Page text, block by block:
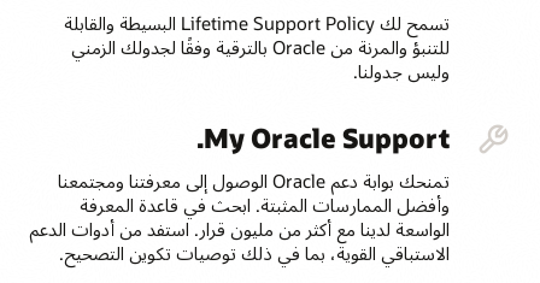
تسمح لك Lifetime Support Policy البسيطة والقابلة
للتنبؤ والمرنة من Oracle بالترقية وفقًا لجدولك الزمني
وليس جدولنا.
My Oracle Support.
تمنحك بوابة دعم Oracle الوصول إلى معرفتنا ومجتمعنا
وأفضل الممارسات المثبتة. ابحث في قاعدة المعرفة
الواسعة لدينا مع أكثر من مليون قرار. استفد من أدوات الدعم
الاستباقي القوية، بما في ذلك توصيات تكوين التصحيح.